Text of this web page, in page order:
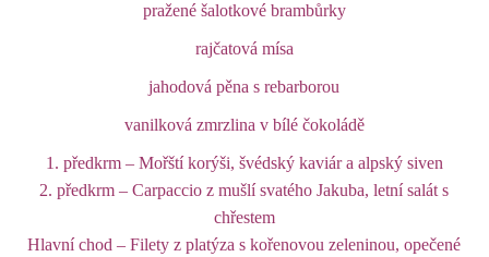
pražené šalotkové brambůrky
rajčatová mísa
jahodová pěna s rebarborou
vanilková zmrzlina v bílé čokoládě
1. předkrm – Mořští korýši, švédský kaviár a alpský siven
2. předkrm – Carpaccio z mušlí svatého Jakuba, letní salát s
chřestem
Hlavní chod – Filety z platýza s kořenovou zeleninou, opečené